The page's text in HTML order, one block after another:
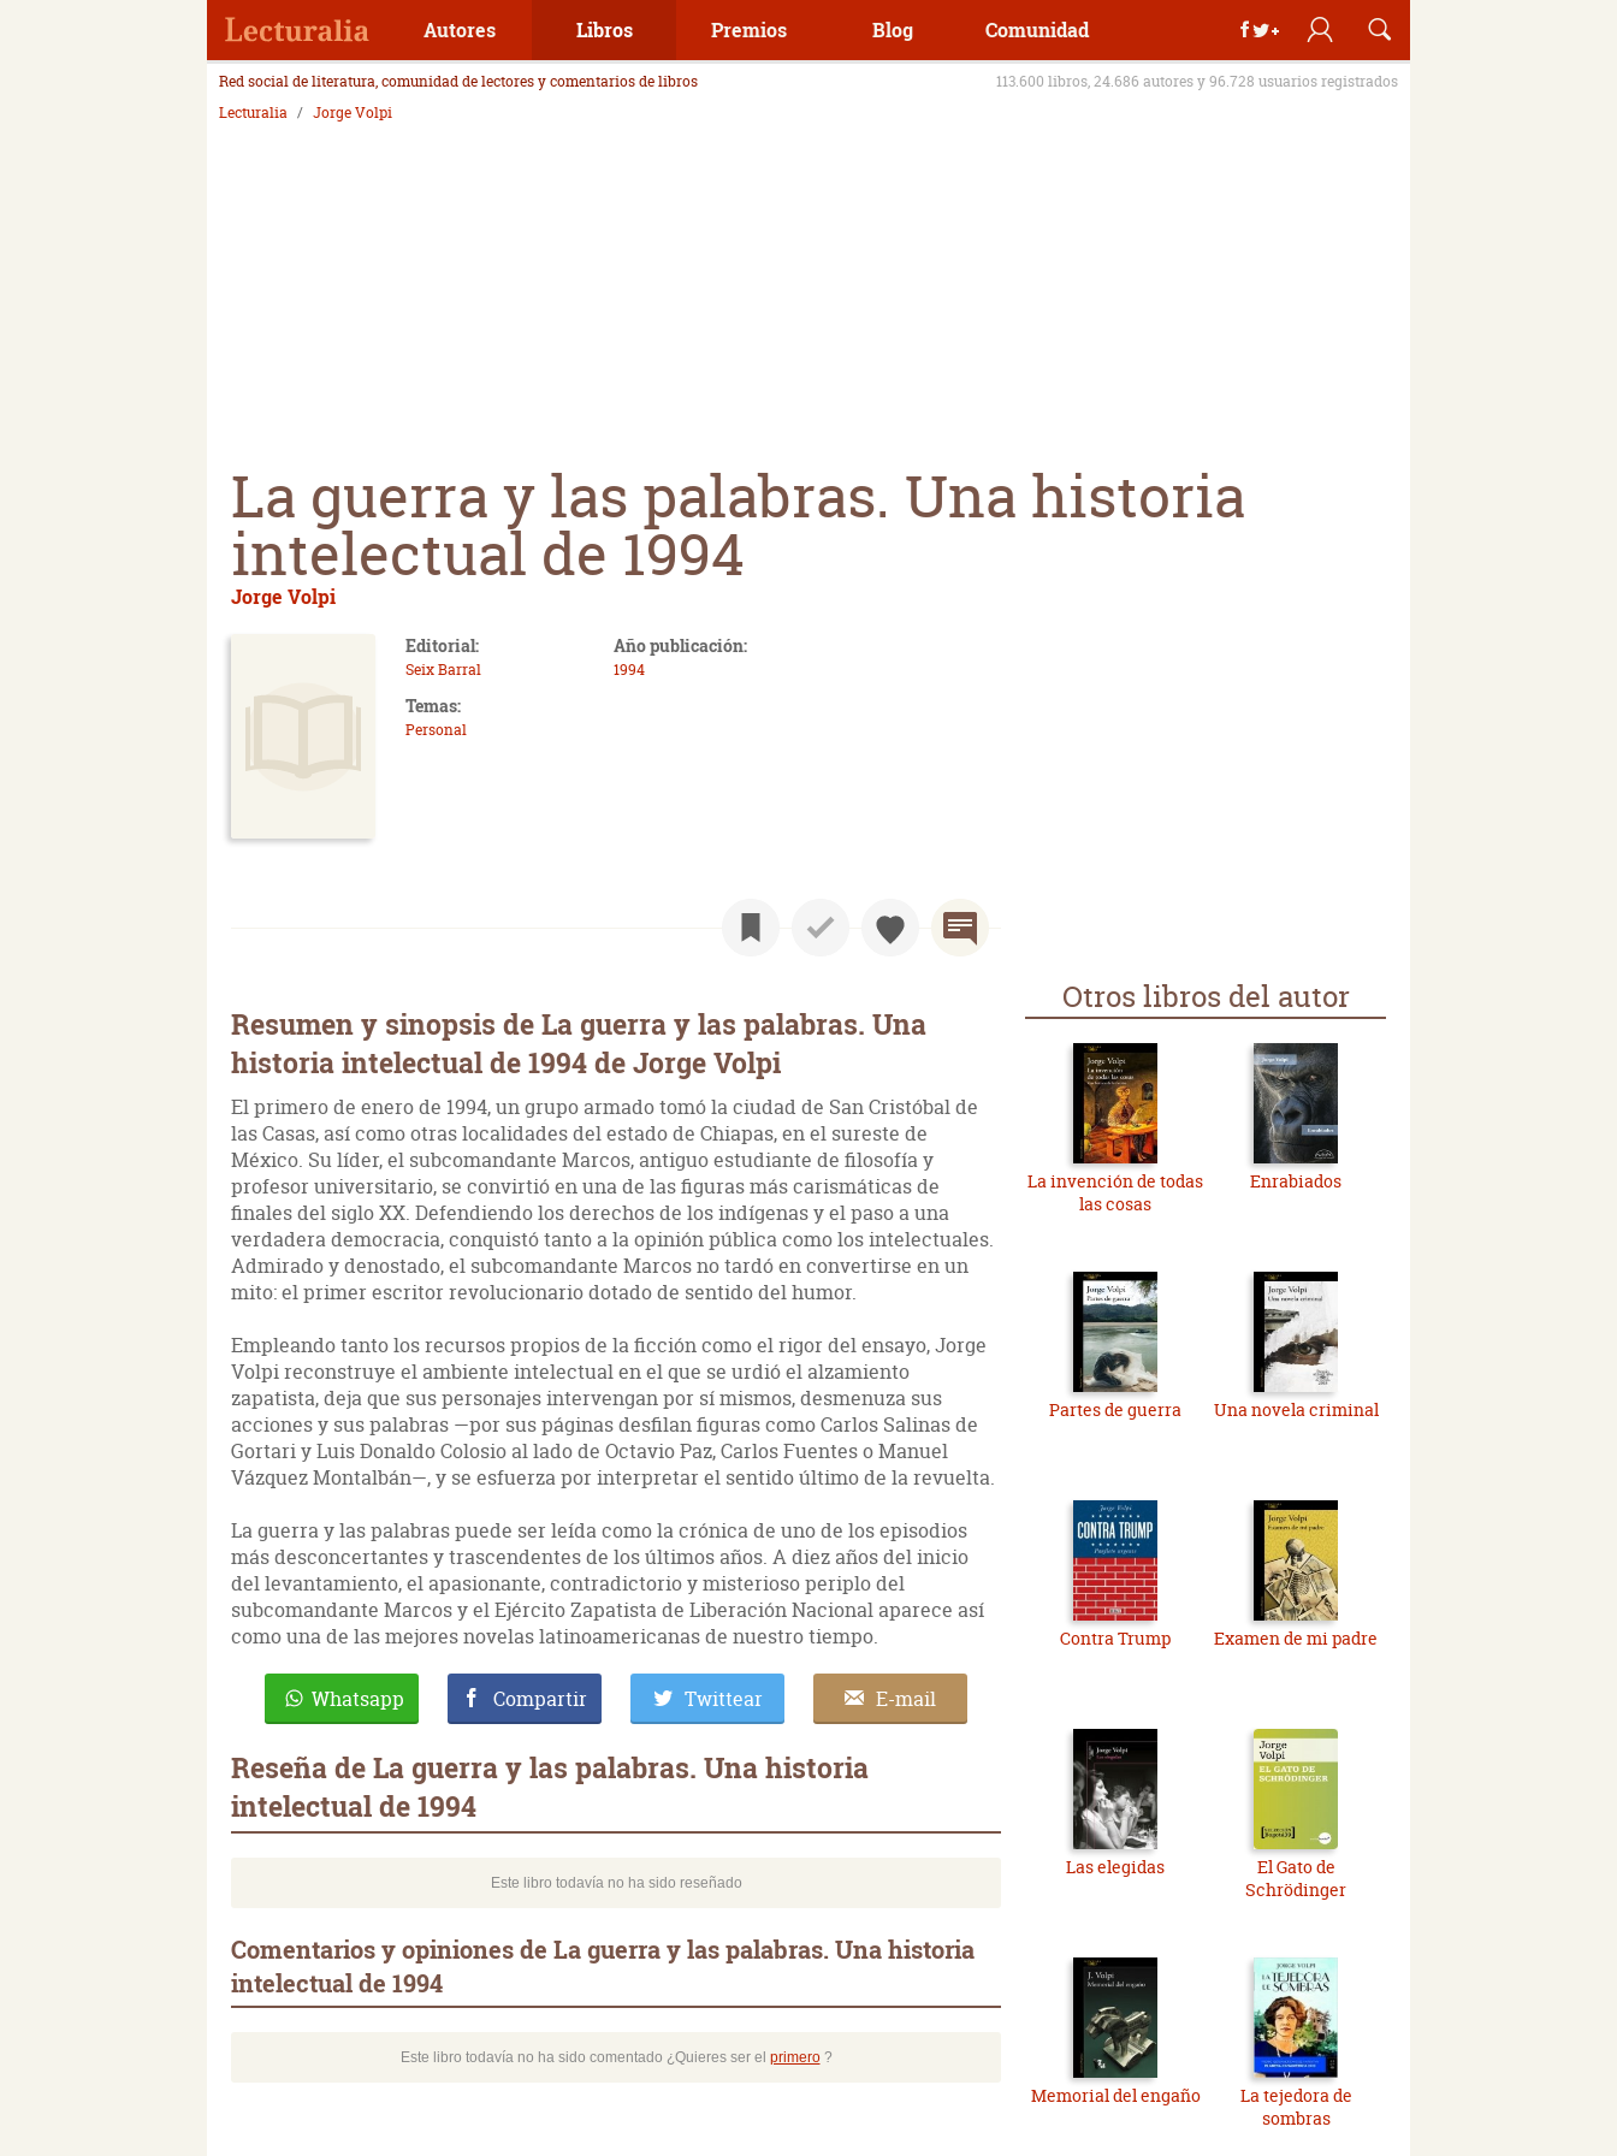
Autores Libros Premios Blog Comunidad
Red social de literatura, comunidad de lectores y comentarios de libros
113.600 libros, 24.686 autores y 96.728 usuarios registrados
Lecturalia
Jorge Volpi
La guerra y las palabras. Una historia
intelectual de 1994
Jorge Volpi
Editorial:
Seix Barral
Año publicación:
1994
Temas:
Personal
Resumen y sinopsis de La guerra y las palabras. Una
historia intelectual de 1994 de Jorge Volpi
El primero de enero de 1994, un grupo armado tomó la ciudad de San Cristóbal de
las Casas, así como otras localidades del estado de Chiapas, en el sureste de
México. Su líder, el subcomandante Marcos, antiguo estudiante de filosofía y
profesor universitario, se convirtió en una de las figuras más carismáticas de
finales del siglo XX. Defendiendo los derechos de los indígenas y el paso a una
verdadera democracia, conquistó tanto a la opinión pública como los intelectuales.
Admirado y denostado, el subcomandante Marcos no tardó en convertirse en un
mito: el primer escritor revolucionario dotado de sentido del humor.
Empleando tanto los recursos propios de la ficción como el rigor del ensayo, Jorge
Volpi reconstruye el ambiente intelectual en el que se urdió el alzamiento
zapatista, deja que sus personajes intervengan por sí mismos, desmenuza sus
acciones y sus palabras —por sus páginas desfilan figuras como Carlos Salinas de
Gortari y Luis Donaldo Colosio al lado de Octavio Paz, Carlos Fuentes o Manuel
Vázquez Montalbán—, y se esfuerza por interpretar el sentido último de la revuelta.
La guerra y las palabras puede ser leída como la crónica de uno de los episodios
más desconcertantes y trascendentes de los últimos años. A diez años del inicio
del levantamiento, el apasionante, contradictorio y misterioso periplo del
subcomandante Marcos y el Ejército Zapatista de Liberación Nacional aparece así
como una de las mejores novelas latinoamericanas de nuestro tiempo.
Whatsapp Compartir Twittear E-mail
Reseña de La guerra y las palabras. Una historia
intelectual de 1994
Este libro todavía no ha sido reseñado
Comentarios y opiniones de La guerra y las palabras. Una historia
intelectual de 1994
Este libro todavía no ha sido comentado ¿Quieres ser el primero?
Otros libros del autor
La invención de todas
las cosas
Enrabiados
Partes de guerra Una novela criminal
Contra Trump Examen de mi padre
Las elegidas
El Gato de
Schrödinger
Memorial del engaño
La tejedora de
sombras